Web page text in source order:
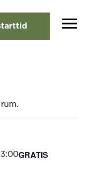
GRATIS